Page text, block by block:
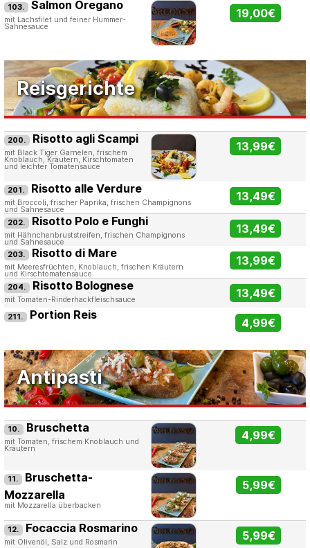
103. Salmon Oregano
mit Lachsfilet und feiner Hummer-
Sahnesauce
19,00€
Reisgerichte
200. Risotto agli Scampi
mit Black Tiger Garnelen, frischem
Knoblauch, Kräutern, Kirschtomaten
und leichter Tomatensauce
13,99€
201. Risotto alle Verdure
mit Broccoli, frischer Paprika, frischen Champignons
und Sahnesauce
13,49€
202. Risotto Polo e Funghi
mit Hähnchenbruststreifen, frischen Champignons
und Sahnesauce
13,49€
203. Risotto di Mare
mit Meeresfrüchten, Knoblauch, frischen Kräutern
und Kirschtomatensauce
13,99€
204. Risotto Bolognese
mit Tomaten-Rinderhackfleischsauce 13,49€
211. Portion Reis
4,99€
Antipasti
10. Bruschetta
mit Tomaten, frischem Knoblauch und
Kräutern
4,99€
11. Bruschetta-
Mozzarella
mit Mozzarella überbacken
5,99€
12. Focaccia Rosmarino
mit Olivenöl, Salz und Rosmarin 5,99€